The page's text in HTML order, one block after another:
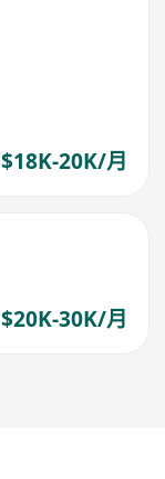
$18K-20K/月
$20K-30K/月